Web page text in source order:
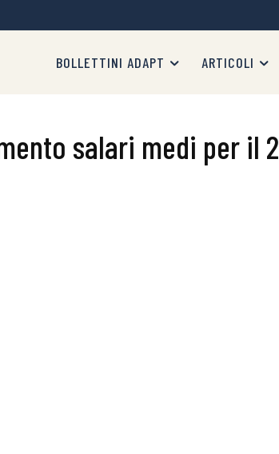
BOLLETTINI ADAPT ARTICOLI
salari medi per il